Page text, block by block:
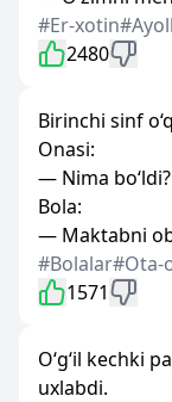
#Er-xotin
2480
Birinchi sinf
Onasi:
— Nima
Bola:
— Maktabni
#Bolalar#Ota-
1571
O‘g‘il kechki
uxlabdi.